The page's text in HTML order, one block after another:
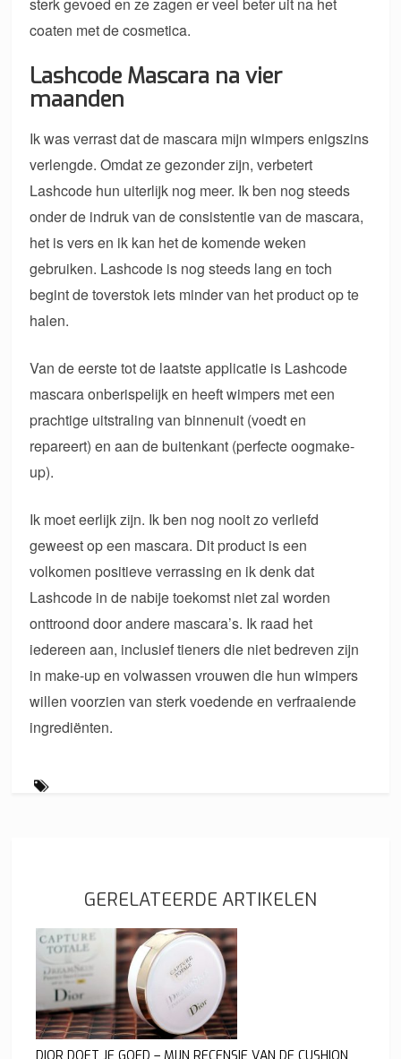
sterk gevoed en ze zagen er veel beter uit na het
coaten met de cosmetica.
Lashcode Mascara na vier
maanden
Ik was verrast dat de mascara mijn wimpers enigszins
verlengde. Omdat ze gezonder zijn, verbetert
Lashcode hun uiterlijk nog meer. Ik ben nog steeds
onder de indruk van de consistentie van de mascara,
het is vers en ik kan het de komende weken
gebruiken. Lashcode is nog steeds lang en toch
begint de toverstok iets minder van het product op te
halen.
Van de eerste tot de laatste applicatie is Lashcode
mascara onberispelijk en heeft wimpers met een
prachtige uitstraling van binnenuit (voedt en
repareert) en aan de buitenkant (perfecte oogmake-
up).
Ik moet eerlijk zijn. Ik ben nog nooit zo verliefd
geweest op een mascara. Dit product is een
volkomen positieve verrassing en ik denk dat
Lashcode in de nabije toekomst niet zal worden
onttroond door andere mascara’s. Ik raad het
iedereen aan, inclusief tieners die niet bedreven zijn
in make-up en volwassen vrouwen die hun wimpers
willen voorzien van sterk voedende en verfraaiende
ingrediënten.
GERELATEERDE ARTIKELEN